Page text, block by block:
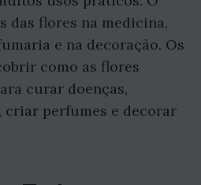
das flores na medicina,
e na decoração. Os
como as flores
curar doenças,
criar perfumes e decorar